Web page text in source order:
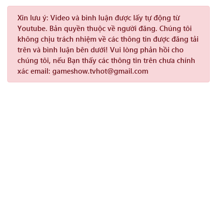
Xin lưu ý: Video và bình luận được lấy tự động từ
Youtube. Bản quyền thuộc về người đăng. Chúng tôi
không chịu trách nhiệm về các thông tin được đăng tải
trên và bình luận bên dưới! Vui lòng phản hồi cho
chúng tôi, nếu Bạn thấy các thông tin trên chưa chính
xác email: gameshow.tvhot@gmail.com